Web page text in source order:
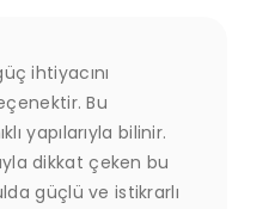
ihtiyacını
Bu
yapılarıyla bilinir.
dikkat çeken bu
güçlü ve istikrarlı